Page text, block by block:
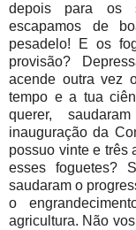
depois para os
escapamos de
pesadelo! E os
provisão?
acende outra vez
tempo e a tua
querer,
inauguração da
possuo vinte e três
esses foguetes?
saudaram o
o
agricultura. Não